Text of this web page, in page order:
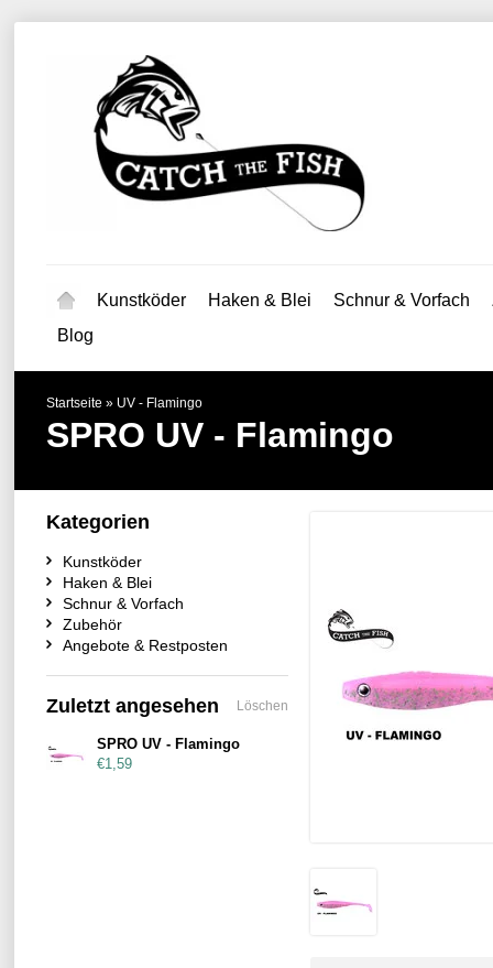
Kunstköder Haken & Blei Schnur & Vorfach
Blog
Startseite » UV - Flamingo
SPRO UV - Flamingo
Kategorien
Kunstköder
Haken & Blei
Schnur & Vorfach
Zubehör
Angebote & Restposten
Zuletzt angesehen Löschen
SPRO UV - Flamingo
€1,59